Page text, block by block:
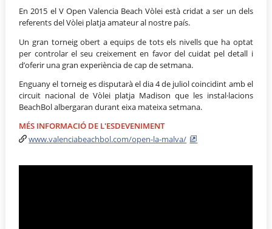
En 2015 el V Open Valencia Beach Vòlei està cridat a ser un dels
referents del Vòlei platja amateur al nostre país.
Un gran torneig obert a equips de tots els nivells que ha optat
per controlar el seu creixement en favor del cuidat pel detall i
d’oferir una gran experiència de cap de setmana.
Enguany el torneig es disputarà el dia 4 de juliol coincidint amb el
circuit nacional de Vòlei platja Madison que les instal·lacions
BeachBol albergaran durant eixa mateixa setmana.
MÉS INFORMACIÓ DE L'ESDEVENIMENT
www.valenciabeachbol.com/open-la-malva/